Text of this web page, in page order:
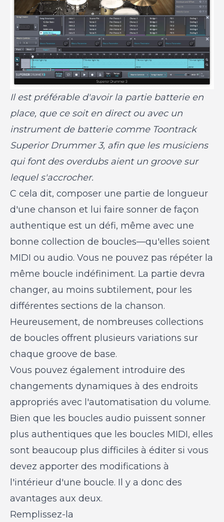
Il est préférable d'avoir la partie batterie en
place, que ce soit en direct ou avec un
instrument de batterie comme Toontrack
Superior Drummer 3, afin que les musiciens
qui font des overdubs aient un groove sur
lequel s'accrocher.
C cela dit, composer une partie de longueur
d'une chanson et lui faire sonner de façon
authentique est un défi, même avec une
bonne collection de boucles—qu'elles soient
MIDI ou audio. Vous ne pouvez pas répéter la
même boucle indéfiniment. La partie devra
changer, au moins subtilement, pour les
différentes sections de la chanson.
Heureusement, de nombreuses collections
de boucles offrent plusieurs variations sur
chaque groove de base.
Vous pouvez également introduire des
changements dynamiques à des endroits
appropriés avec l'automatisation du volume.
Bien que les boucles audio puissent sonner
plus authentiques que les boucles MIDI, elles
sont beaucoup plus difficiles à éditer si vous
devez apporter des modifications à
l'intérieur d'une boucle. Il y a donc des
avantages aux deux.
Remplissez-la